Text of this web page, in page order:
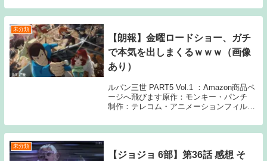
かわいいヒロイン決まるｗｗｗｗｗｗｗｗ
ｗｗｗｗｗｗ
未分類
【朗報】金曜ロードショー、ガチ
で本気を出しまくるｗｗｗ（画像
あり）
ルパン三世 PART5 Vol.1 ：Amazon商品ペ
ージへ飛びます原作：モンキー・パンチ
制作：テレコム・アニメーションフィルム
クラブ』 2: 10月16日(土) エバガとかヤバ
すぎる ...
未分類
【ジョジョ 6部】第36話 感想 そ